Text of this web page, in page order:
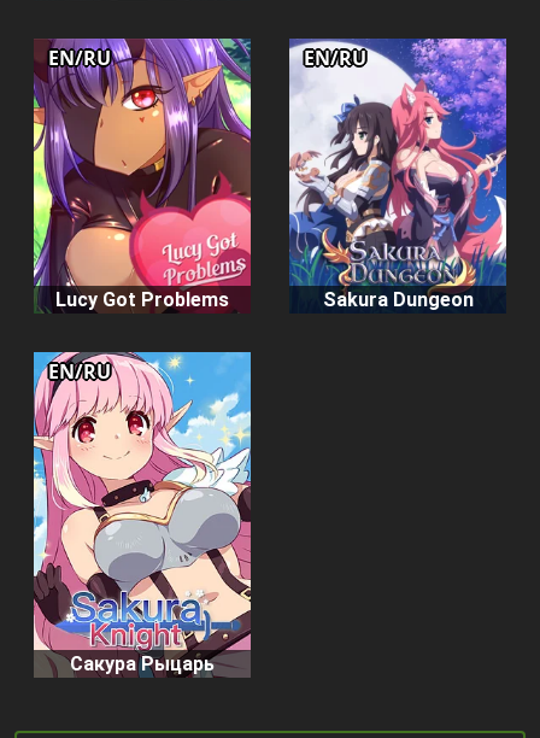
Lucy Got Problems
EN/RU
Sakura Dungeon
EN/RU
Сакура Рыцарь
EN/RU